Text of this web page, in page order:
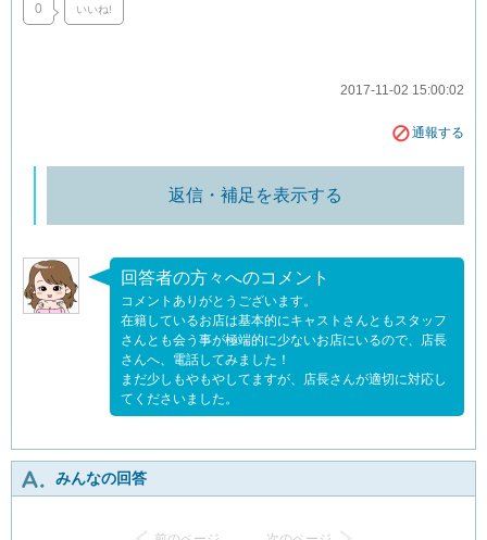
0 いいね!
2017-11-02 15:00:02
通報する
返信・補足を表示する
回答者の方々へのコメント
コメントありがとうございます。
在籍しているお店は基本的にキャストさんともスタッフ
さんとも会う事が極端的に少ないお店にいるので、店長
さんへ、電話してみました！
まだ少しもやもやしてますが、店長さんが適切に対応し
てくださいました。
みんなの回答